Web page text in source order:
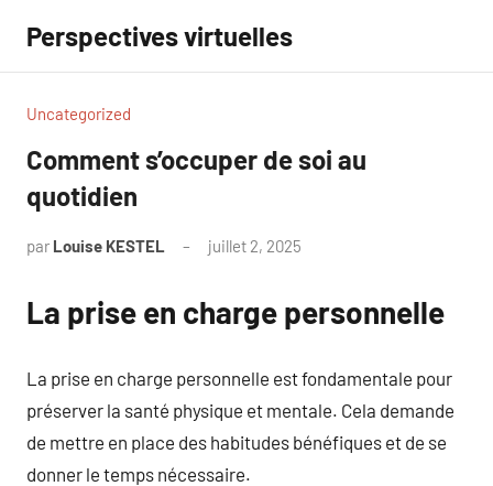
contenu
Perspectives virtuelles
Uncategorized
Comment s’occuper de soi au
quotidien
par Louise KESTEL juillet 2, 2025
La prise en charge personnelle
La prise en charge personnelle est fondamentale pour
préserver la santé physique et mentale. Cela demande
de mettre en place des habitudes bénéfiques et de se
donner le temps nécessaire.